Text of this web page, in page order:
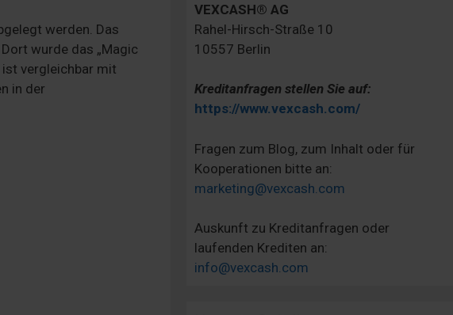
werden. Das
wurde das „Magic
ist vergleichbar mit
in der
VEXCASH® AG
Rahel-Hirsch-Straße 10
10557 Berlin
Kreditanfragen stellen Sie auf:
https://www.vexcash.com/
Fragen zum Blog, zum Inhalt oder für
Kooperationen bitte an:
marketing@vexcash.com
Auskunft zu Kreditanfragen oder
laufenden Krediten an:
info@vexcash.com